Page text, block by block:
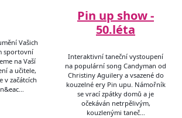
Vašich
sportovní
na Vaší
a učitele,
v začátcích
Pin up show -
50.léta
Interaktivní taneční vystoupení
na populární song Candyman od
Christiny Aguilery a vsazené do
kouzelné ery Pin upu. Námořník
se vrací zpátky domů a je
očekáván netrpělivým,
kouzlenými taneč…